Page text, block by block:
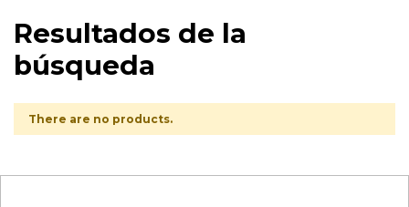
Resultados de la
búsqueda
There are no products.